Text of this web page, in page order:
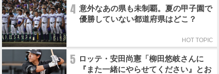
4 意外なあの県も未制覇。夏の甲子園で
優勝していない都道府県はどこ？
HOT TOPIC
5 ロッテ・安田尚憲「柳田悠岐さんに
『また一緒にやらせてください』とお